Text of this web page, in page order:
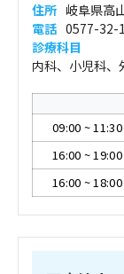
住所 岐阜県高
電話 0577-32-
診療科目
内科、小児科
09:00 ~11:30
16:00 ~19:00
16:00 ~18:00